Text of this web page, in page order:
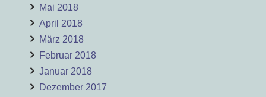
Mai 2018
April 2018
März 2018
Februar 2018
Januar 2018
Dezember 2017